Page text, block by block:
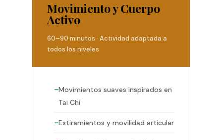
Movimiento y Cuerpo
Activo
60–90 minutos · Actividad adaptada a
todos los niveles
Movimientos suaves inspirados en
Tai Chi
Estiramientos y movilidad articular